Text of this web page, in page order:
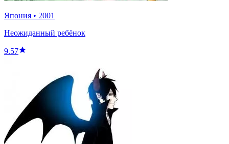
Япония • 2001
Неожиданный ребёнок
9.57